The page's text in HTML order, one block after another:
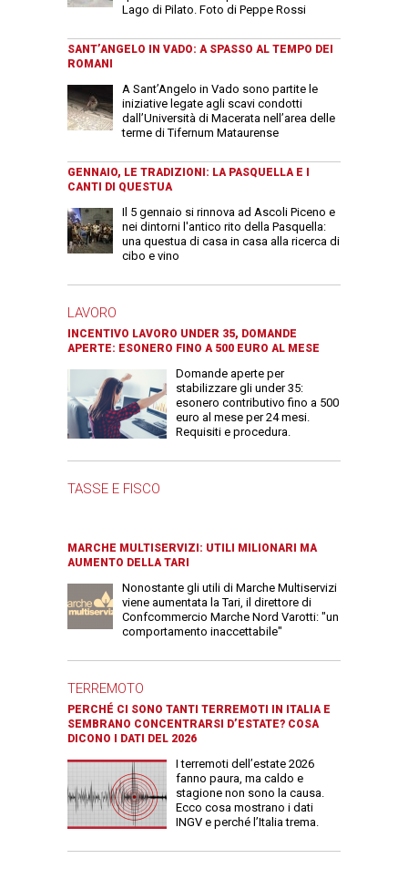
Lago di Pilato. Foto di Peppe Rossi
SANT’ANGELO IN VADO: A SPASSO AL TEMPO DEI
ROMANI
A Sant’Angelo in Vado sono partite le
iniziative legate agli scavi condotti
dall’Università di Macerata nell’area delle
terme di Tifernum Mataurense
GENNAIO, LE TRADIZIONI: LA PASQUELLA E I
CANTI DI QUESTUA
Il 5 gennaio si rinnova ad Ascoli Piceno e
nei dintorni l'antico rito della Pasquella:
una questua di casa in casa alla ricerca di
cibo e vino
LAVORO
INCENTIVO LAVORO UNDER 35, DOMANDE
APERTE: ESONERO FINO A 500 EURO AL MESE
Domande aperte per
stabilizzare gli under 35:
esonero contributivo fino a 500
euro al mese per 24 mesi.
Requisiti e procedura.
TASSE E FISCO
MARCHE MULTISERVIZI: UTILI MILIONARI MA
AUMENTO DELLA TARI
Nonostante gli utili di Marche Multiservizi
viene aumentata la Tari, il direttore di
Confcommercio Marche Nord Varotti: "un
comportamento inaccettabile"
TERREMOTO
PERCHÉ CI SONO TANTI TERREMOTI IN ITALIA E
SEMBRANO CONCENTRARSI D’ESTATE? COSA
DICONO I DATI DEL 2026
I terremoti dell’estate 2026
fanno paura, ma caldo e
stagione non sono la causa.
Ecco cosa mostrano i dati
INGV e perché l’Italia trema.